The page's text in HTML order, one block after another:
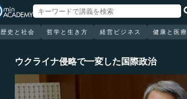
歴史と社会 哲学と生き方 経営ビジネス 健康と医療
ウクライナ侵略で一変した国際政治